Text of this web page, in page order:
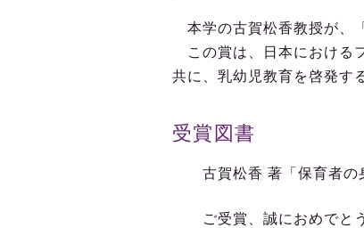
本学の古賀松香教授が、
この賞は、日本における
共に、乳幼児教育を啓発す
受賞図書
古賀松香 著「保育者の身
ご受賞、誠におめでとう